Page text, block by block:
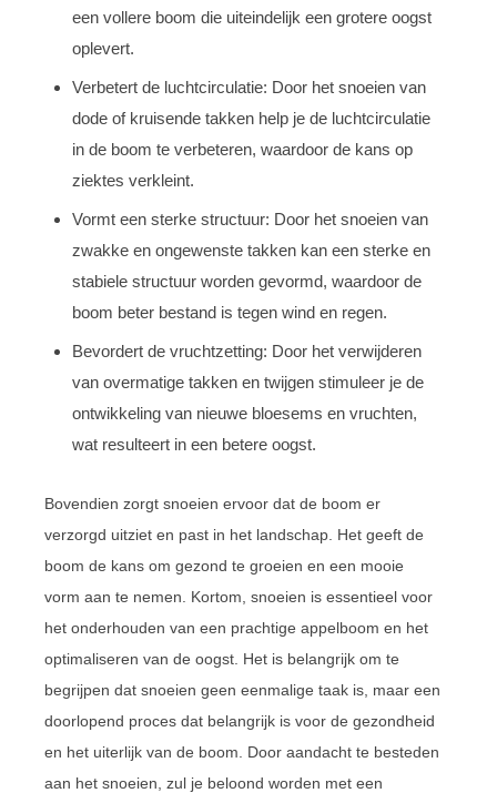
een vollere boom die uiteindelijk een grotere oogst
oplevert.
Verbetert de luchtcirculatie: Door het snoeien van
dode of kruisende takken help je de luchtcirculatie
in de boom te verbeteren, waardoor de kans op
ziektes verkleint.
Vormt een sterke structuur: Door het snoeien van
zwakke en ongewenste takken kan een sterke en
stabiele structuur worden gevormd, waardoor de
boom beter bestand is tegen wind en regen.
Bevordert de vruchtzetting: Door het verwijderen
van overmatige takken en twijgen stimuleer je de
ontwikkeling van nieuwe bloesems en vruchten,
wat resulteert in een betere oogst.
Bovendien zorgt snoeien ervoor dat de boom er
verzorgd uitziet en past in het landschap. Het geeft de
boom de kans om gezond te groeien en een mooie
vorm aan te nemen. Kortom, snoeien is essentieel voor
het onderhouden van een prachtige appelboom en het
optimaliseren van de oogst. Het is belangrijk om te
begrijpen dat snoeien geen eenmalige taak is, maar een
doorlopend proces dat belangrijk is voor de gezondheid
en het uiterlijk van de boom. Door aandacht te besteden
aan het snoeien, zul je beloond worden met een